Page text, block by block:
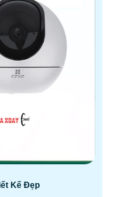
Kế Đẹp